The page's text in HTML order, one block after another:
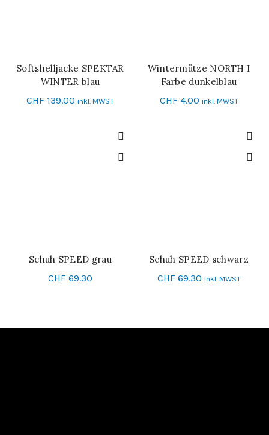
SCHNELL-EINKAUF
Softshelljacke SPEKTAR
WINTER blau
CHF 139.00 inkl. MWST
IN DEN WARENKORB
Wintermütze NORTH I
Farbe dunkelblau
CHF 4.00 inkl. MWST
SCHNELL-EINKAUF
Schuh SPEED grau
CHF 69.30
SCHNELL-EINKAUF
Schuh SPEED schwarz
CHF 69.30 inkl. MWST